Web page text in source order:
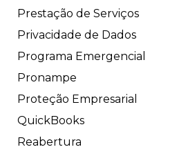
Prestação de Serviços
Privacidade de Dados
Programa Emergencial
Pronampe
Proteção Empresarial
QuickBooks
Reabertura